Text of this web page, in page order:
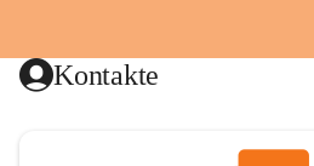
Kontakte